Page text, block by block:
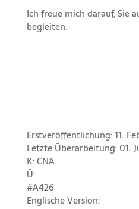
Ich freue mich darauf, Sie
begleiten.
Erstveröffentlichung: 11.
Letzte Überarbeitung: 01.
K: CNA
Ü:
#A426
Englische Version: